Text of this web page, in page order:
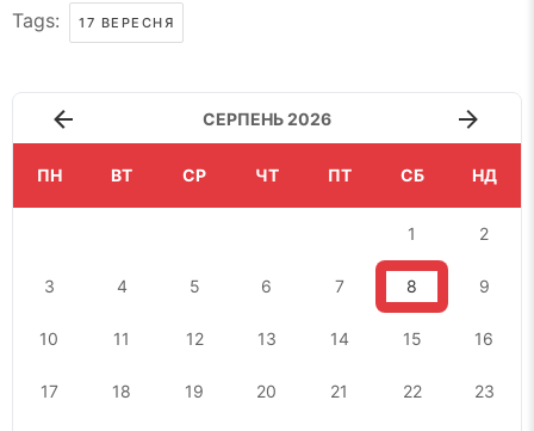
Tags: 17 ВЕРЕСНЯ
СЕРПЕНЬ 2026
ПН ВТ СР ЧТ ПТ СБ НД
1 2
3 4 5 6 7 8 9
10 11 12 13 14 15 16
17 18 19 20 21 22 23